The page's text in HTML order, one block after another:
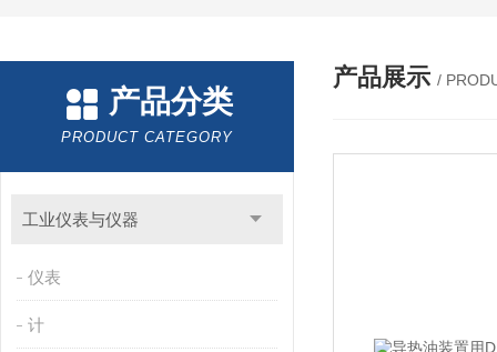
产品分类
PRODUCT CATEGORY
工业仪表与仪器
仪表
计
产品展示 /